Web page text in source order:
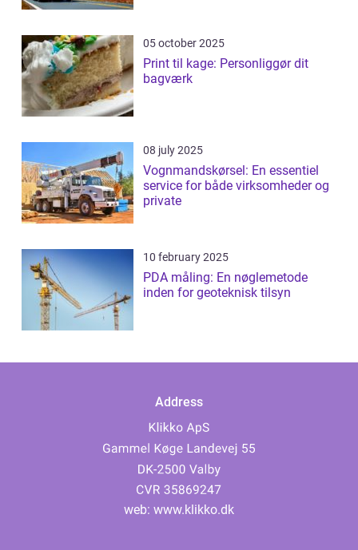
05 october 2025
Print til kage: Personliggør dit
bagværk
08 july 2025
Vognmandskørsel: En essentiel
service for både virksomheder og
private
10 february 2025
PDA måling: En nøglemetode
inden for geoteknisk tilsyn
Address
web: www.klikko.dk